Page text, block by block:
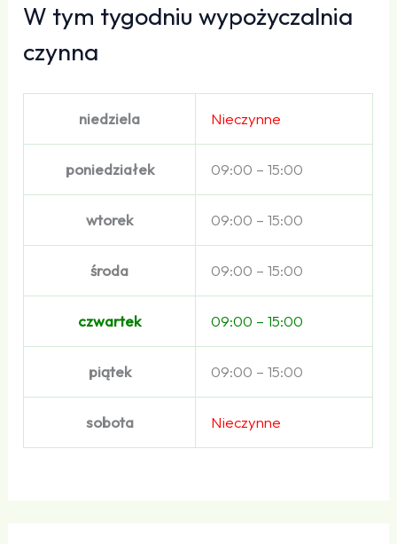
W tym tygodniu wypożyczalnia
czynna
niedziela Nieczynne
poniedziałek 09:00 – 15:00
wtorek 09:00 – 15:00
środa 09:00 – 15:00
czwartek 09:00 – 15:00
piątek 09:00 – 15:00
sobota Nieczynne